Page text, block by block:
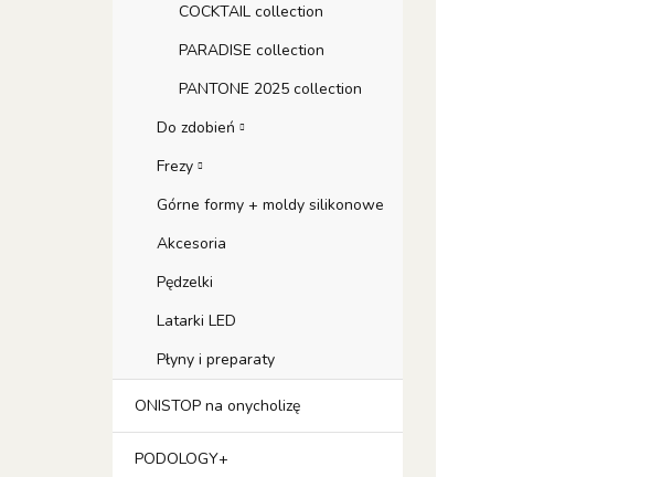
COCKTAIL collection
PARADISE collection
PANTONE 2025 collection
Do zdobień
Frezy
Górne formy + moldy silikonowe
Akcesoria
Pędzelki
Latarki LED
Płyny i preparaty
ONISTOP na onycholizę
PODOLOGY+